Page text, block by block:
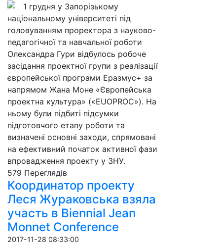
1 грудня у Запорізькому
національному університеті під
головуванням проректора з науково-
педагогічної та навчальної роботи
Олександра Гури відбулось робоче
засідання проектної групи з реалізації
європейської програми Еразмус+ за
напрямом Жана Моне «Європейська
проектна культура» («EUOPROC»). На
ньому були підбиті підсумки
підготовчого етапу роботи та
визначені основні заходи, спрямовані
на ефективний початок активної фази
впровадження проекту у ЗНУ.
579 Пере­гля­дів
Координатор проекту
Леся Жураковська взяла
участь в Biennial Jean
Monnet Conference
2017-11-28 08:33:00